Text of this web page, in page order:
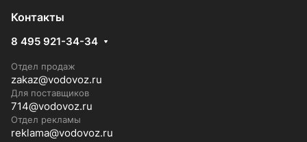
Контакты
8 495 921-34-34
Отдел продаж
zakaz@vodovoz.ru
Для поставщиков
714@vodovoz.ru
Отдел рекламы
reklama@vodovoz.ru